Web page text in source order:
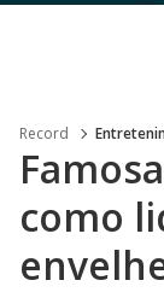
Record
como